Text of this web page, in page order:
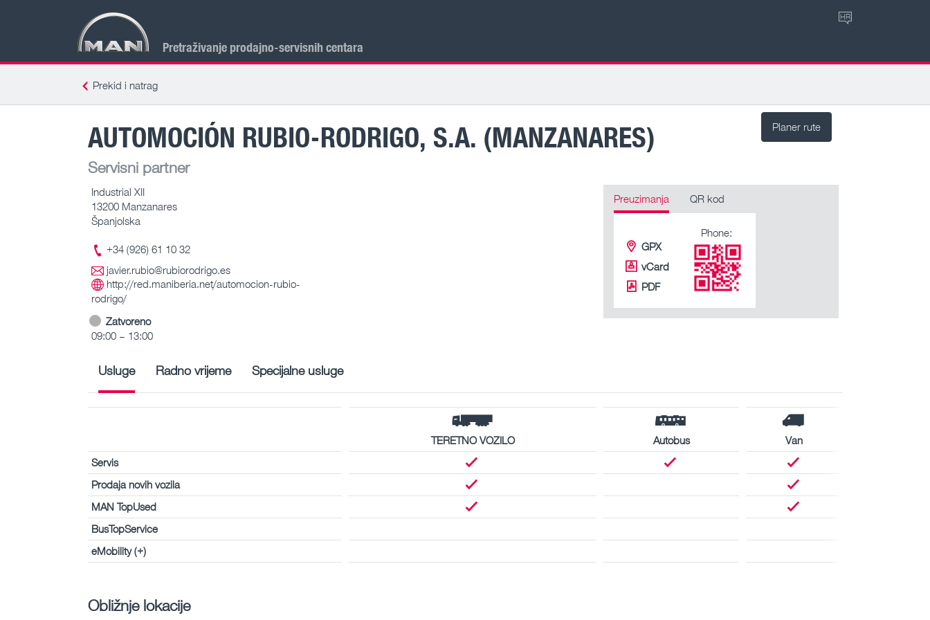
Pretraživanje prodajno-servisnih centara
HR
Prekid i natrag
Planer rute
AUTOMOCIÓN RUBIO-RODRIGO, S.A. (MANZANARES)
Servisni partner
Industrial XII
13200 Manzanares
Španjolska
+34 (926) 61 10 32
javier.rubio@rubiorodrigo.es
http://red.maniberia.net/automocion-rubio-
rodrigo/
Zatvoreno
09:00 – 13:00
Preuzimanja QR kod
GPX
vCard
PDF
Phone:
Usluge Radno vrijeme Specijalne usluge
TERETNO VOZILO Autobus
Van
Servis
Prodaja novih vozila
MAN TopUsed
BusTopService
eMobility (+)
Obližnje lokacije